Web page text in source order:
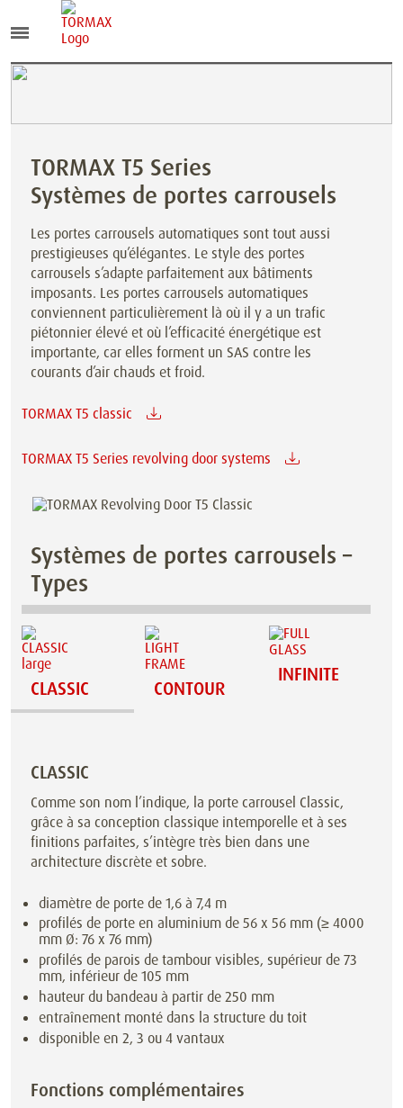
TORMAX T5 Series
Systèmes de portes carrousels
Les portes carrousels automatiques sont tout aussi
prestigieuses qu’élégantes. Le style des portes
carrousels s’adapte parfaitement aux bâtiments
imposants. Les portes carrousels automatiques
conviennent particulièrement là où il y a un trafic
piétonnier élevé et où l’efficacité énergétique est
importante, car elles forment un SAS contre les
courants d’air chauds et froid.
TORMAX T5 classic
TORMAX T5 Series revolving door systems
Systèmes de portes carrousels –
Types
CLASSIC CONTOUR
INFINITE
CLASSIC
Comme son nom l’indique, la porte carrousel Classic,
grâce à sa conception classique intemporelle et à ses
finitions parfaites, s’intègre très bien dans une
architecture discrète et sobre.
diamètre de porte de 1,6 à 7,4 m
profilés de porte en aluminium de 56 x 56 mm (≥ 4000
mm Ø: 76 x 76 mm)
profilés de parois de tambour visibles, supérieur de 73
mm, inférieur de 105 mm
hauteur du bandeau à partir de 250 mm
entraînement monté dans la structure du toit
disponible en 2, 3 ou 4 vantaux
Fonctions complémentaires